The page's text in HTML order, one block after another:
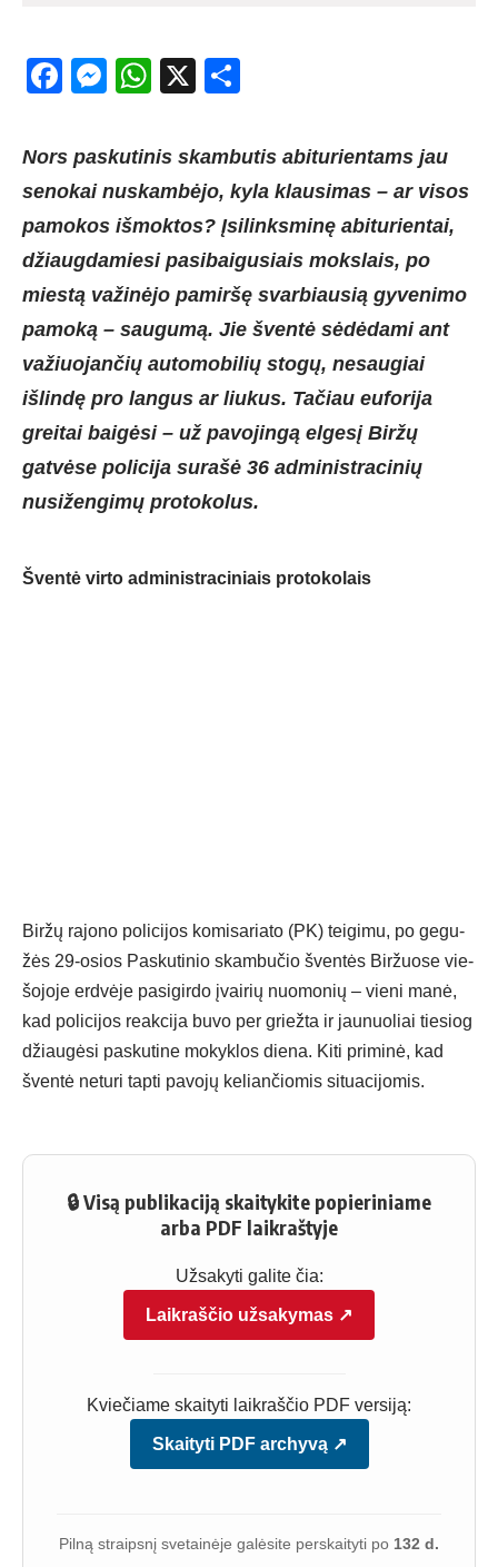
Facebook
Messenger
WhatsApp
X
Nors paskutinis skambutis abiturientams jau
senokai nuskambėjo, kyla klausimas – ar visos
pamokos išmoktos? Įsilinksminę abiturientai,
džiaugdamiesi pasibaigusiais mokslais, po
miestą važinėjo pamiršę svarbiausią gyvenimo
pamoką – saugumą. Jie šventė sėdėdami ant
važiuojančių automobilių stogų, nesaugiai
išlindę pro langus ar liukus. Tačiau euforija
greitai baigėsi – už pavojingą elgesį Biržų
gatvėse policija surašė 36 administracinių
nusižengimų protokolus.
Šventė virto administraciniais protokolais
Bir­žų ra­jo­no po­li­ci­jos ko­mi­sa­ria­to (PK) tei­gi­mu, po ge­gu­
žės 29-osios Pas­ku­ti­nio skam­bu­čio šven­tės Bir­žuo­se vie­
šo­jo­je erd­vė­je pa­si­gir­do įvai­rių nuo­mo­nių – vie­ni ma­nė,
kad po­li­ci­jos reak­ci­ja bu­vo per griež­ta ir jau­nuo­liai tie­siog
džiau­gė­si pa­sku­ti­ne mo­kyk­los die­na. Ki­ti pri­mi­nė, kad
šven­tė ne­tu­ri tap­ti pa­vo­jų ke­lian­čio­mis si­tua­ci­jo­mis.
🔒 Visą publikaciją skaitykite popieriniame
arba PDF laikraštyje
Užsakyti galite čia:
Laikraščio užsakymas ↗
Kviečiame skaityti laikraščio PDF versiją:
Skaityti PDF archyvą ↗
Pilną straipsnį svetainėje galėsite perskaityti po 132 d.